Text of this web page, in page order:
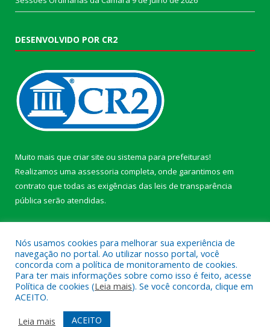
DESENVOLVIDO POR CR2
Muito mais que criar site ou sistema para prefeituras!
Realizamos uma assessoria completa, onde garantimos em
contrato que todas as exigências das leis de transparência
pública serão atendidas.
Todos os direitos reservados a Câmara Municipal de Afuá.
Mapa do Site
Acessar Área Administrativa
Nós usamos cookies para melhorar sua experiência de
navegação no portal. Ao utilizar nosso portal, você
concorda com a política de monitoramento de cookies.
Para ter mais informações sobre como isso é feito, acesse
Política de cookies (Leia mais). Se você concorda, clique em
ACEITO.
Leia mais
ACEITO